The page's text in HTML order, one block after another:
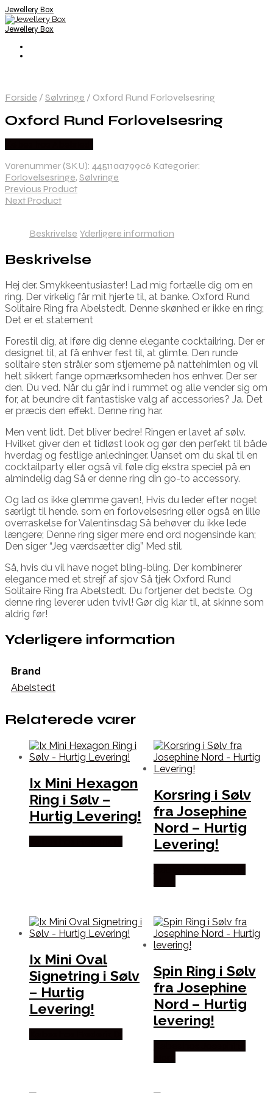
Jewellery Box
Jewellery Box
Forside / Sølvringe / Oxford Rund Forlovelsesring
Oxford Rund Forlovelsesring
Varenummer (SKU): 44511aa799c6 Kategorier:
Forlovelsesringe, Sølvringe
Previous Product
Next Product
Beskrivelse Yderligere information
Beskrivelse
Hej der. Smykkeentusiaster! Lad mig fortælle dig om en
ring. Der virkelig får mit hjerte til, at banke. Oxford Rund
Solitaire Ring fra Abelstedt. Denne skønhed er ikke en ring;
Det er et statement
Forestil dig, at iføre dig denne elegante cocktailring. Der er
designet til, at få enhver fest til, at glimte. Den runde
solitaire sten stråler som stjernerne på nattehimlen og vil
helt sikkert fange opmærksomheden hos enhver. Der ser
den. Du ved. Når du går ind i rummet og alle vender sig om
for, at beundre dit fantastiske valg af accessories? Ja. Det
er præcis den effekt. Denne ring har.
Men vent lidt. Det bliver bedre! Ringen er lavet af sølv.
Hvilket giver den et tidløst look og gør den perfekt til både
hverdag og festlige anledninger. Uanset om du skal til en
cocktailparty eller også vil føle dig ekstra speciel på en
almindelig dag Så er denne ring din go-to accessory.
Og lad os ikke glemme gaven!, Hvis du leder efter noget
særligt til hende. som en forlovelsesring eller også en lille
overraskelse for Valentinsdag Så behøver du ikke lede
længere; Denne ring siger mere end ord nogensinde kan;
Den siger “Jeg værdsætter dig” Med stil.
Så, hvis du vil have noget bling-bling. Der kombinerer
elegance med et strejf af sjov Så tjek Oxford Rund
Solitaire Ring fra Abelstedt. Du fortjener det bedste. Og
denne ring leverer uden tvivl! Gør dig klar til, at skinne som
aldrig før!
Yderligere information
Brand
Abelstedt
Relaterede varer
Ix Mini Hexagon
Ring i Sølv –
Hurtig Levering!
Korsring i Sølv
fra Josephine
Nord – Hurtig
Levering!
Ix Mini Oval
Signetring i Sølv
– Hurtig
Levering!
Spin Ring i Sølv
fra Josephine
Nord – Hurtig
levering!